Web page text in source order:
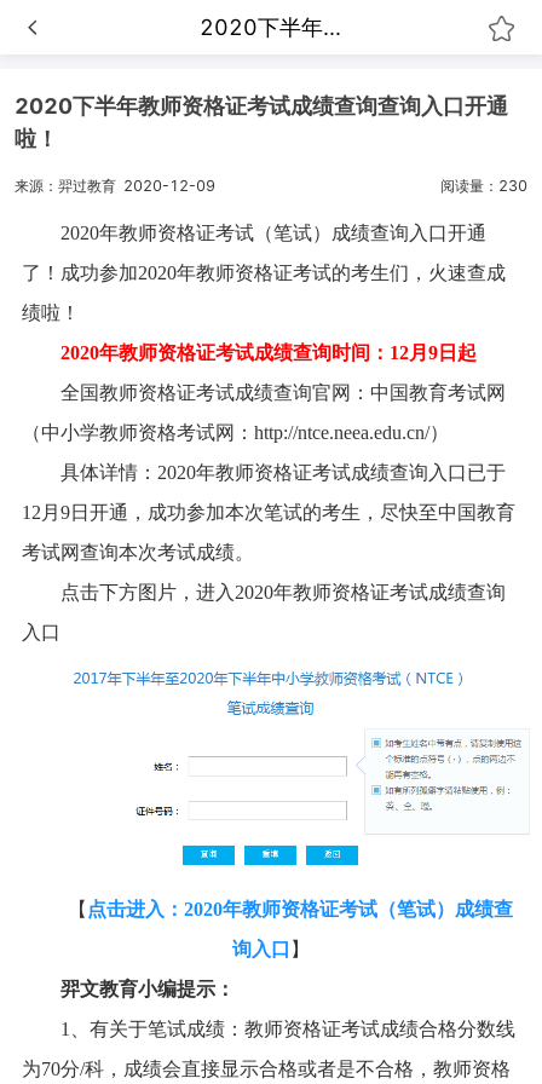
2020下半年...
2020下半年教师资格证考试成绩查询查询入口开通
啦！
来源：羿过教育 2020-12-09 阅读量：230
2020年教师资格证考试（笔试）成绩查询入口开通
了！成功参加2020年教师资格证考试的考生们，火速查成
绩啦！
2020年教师资格证考试成绩查询时间：12月9日起
全国教师资格证考试成绩查询官网：中国教育考试网
（中小学教师资格考试网：http://ntce.neea.edu.cn/）
具体详情：2020年教师资格证考试成绩查询入口已于
12月9日开通，成功参加本次笔试的考生，尽快至中国教育
考试网查询本次考试成绩。
点击下方图片，进入2020年教师资格证考试成绩查询
入口
【 点击进入：2020年教师资格证考试（笔试）成绩查
询入口 】
羿文教育小编提示：
1、有关于笔试成绩：教师资格证考试成绩合格分数线
为70分/科，成绩会直接显示合格或者是不合格，教师资格